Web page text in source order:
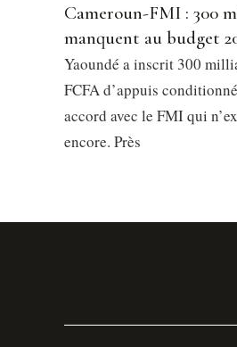
Cameroun-FMI : 300
manquent au budget
Yaoundé a inscrit 300
FCFA d’appuis
accord avec le FMI qui
encore. Près